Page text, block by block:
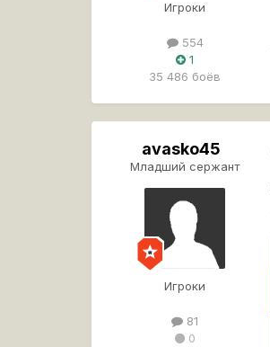
Игроки
554
1
35 486 боёв
avasko45
Младший сержант
Игроки
81
0